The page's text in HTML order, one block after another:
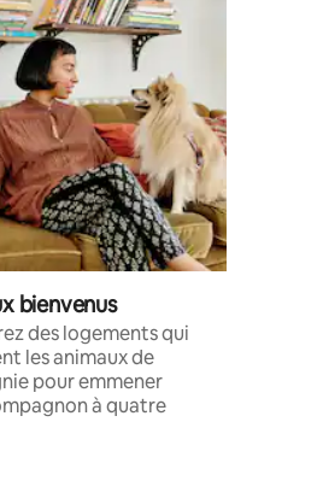
bienvenus
des logements qui
les animaux de
pour emmener
à quatre